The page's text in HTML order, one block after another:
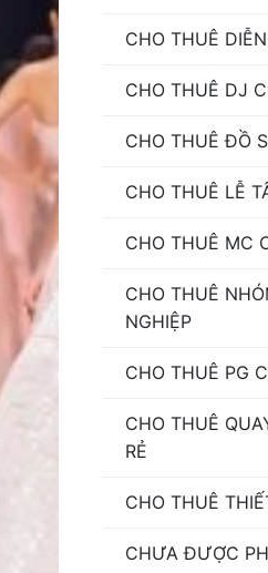
CHO THUÊ
CHO THUÊ DJ
CHO THUÊ ĐỒ
CHO THUÊ LỄ
CHO THUÊ MC
CHO THUÊ
NGHIỆP
CHO THUÊ PG
CHO THUÊ
RẺ
CHO THUÊ
CHƯA ĐƯỢC